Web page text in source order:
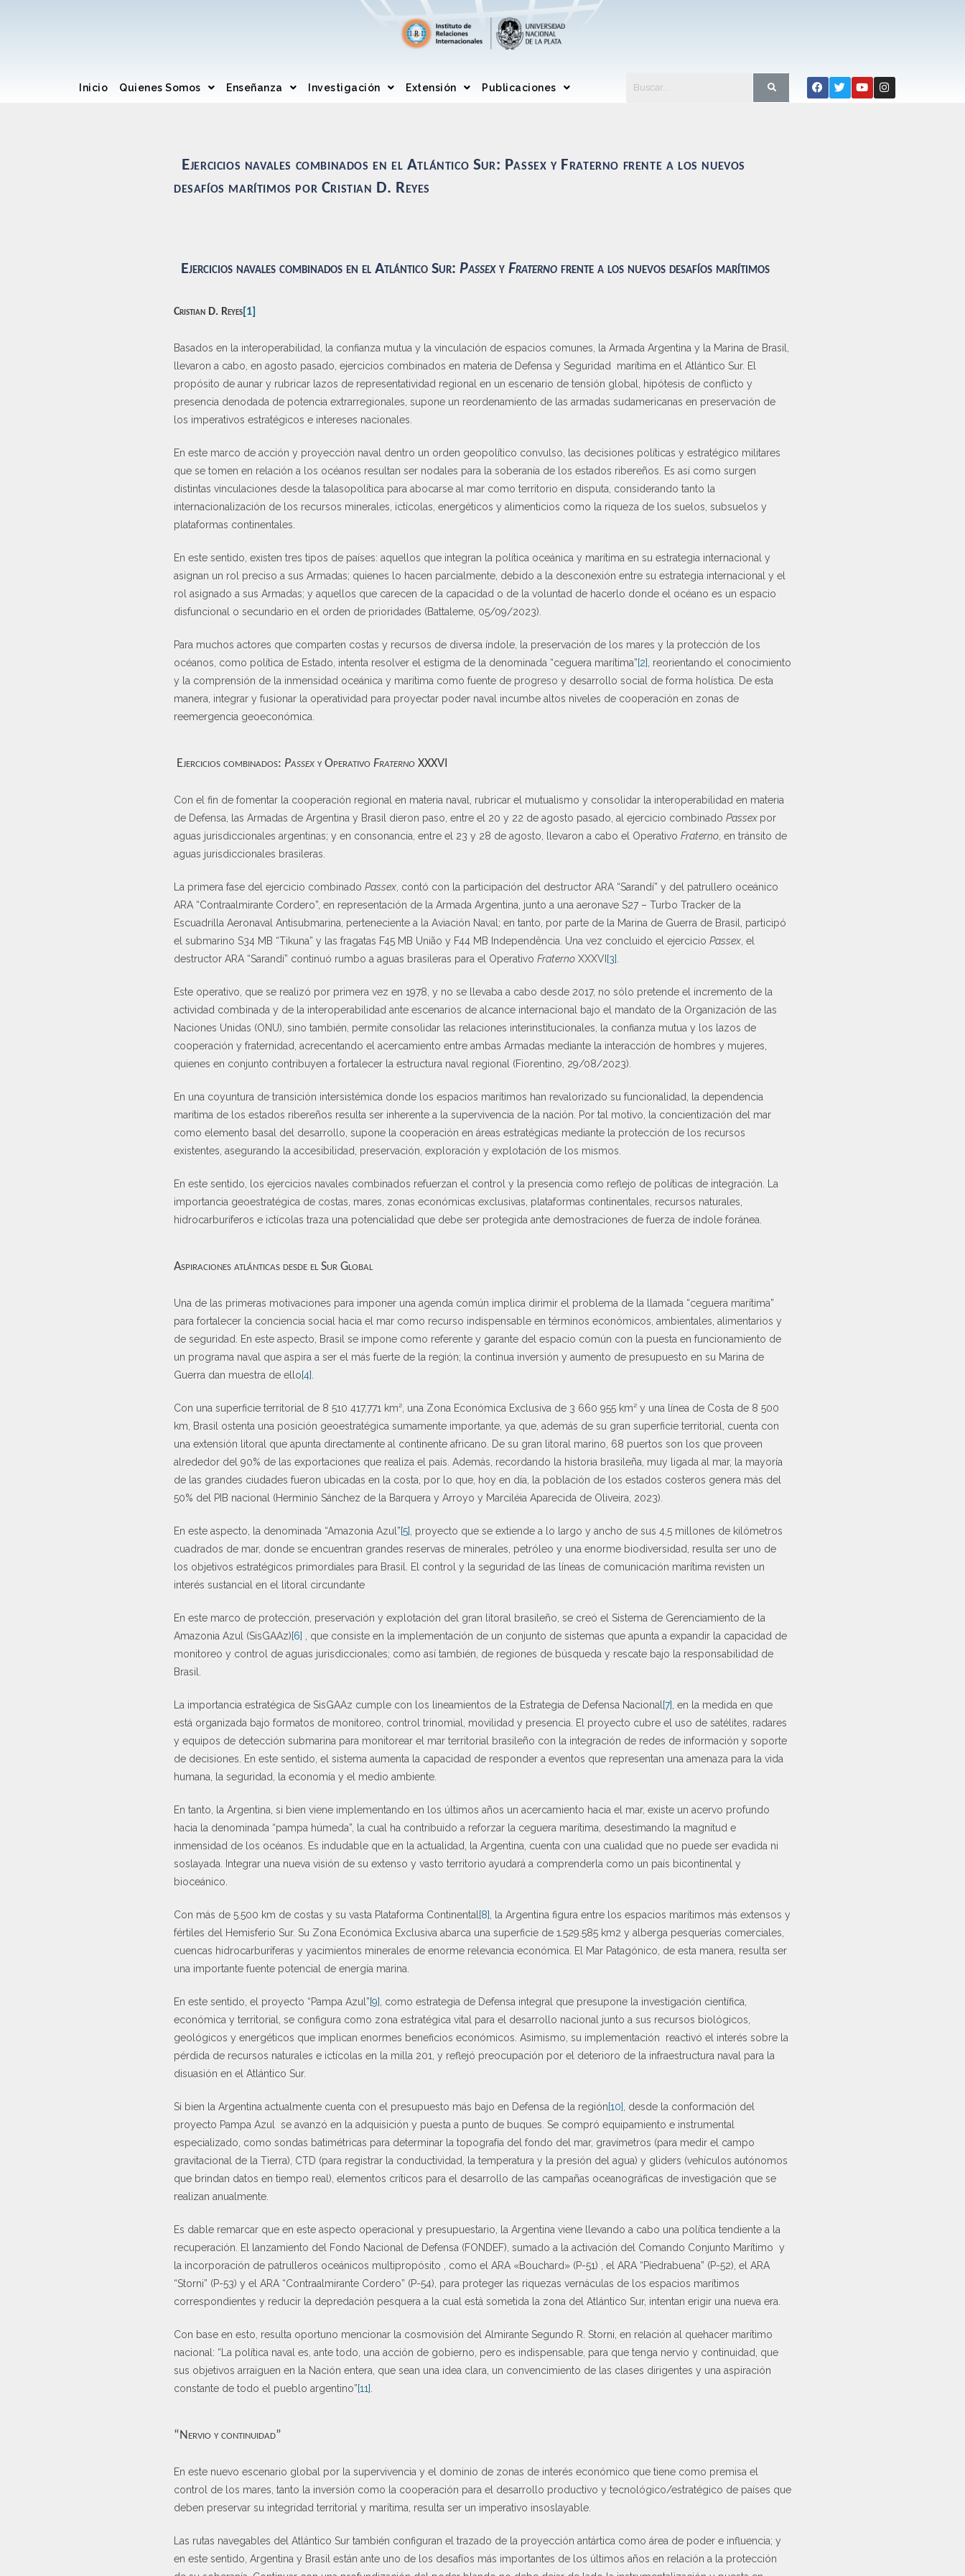
Inicio Quienes Somos Enseñanza Investigación Extensión Publicaciones
Ejercicios navales combinados en el Atlántico Sur: Passex y Fraterno frente a los nuevos
desafíos marítimos por Cristian D. Reyes
Ejercicios navales combinados en el Atlántico Sur: Passexy Fraterno frente a los nuevos desafíos marítimos
Cristian D. Reyes [1]
Basados en la interoperabilidad, la confianza mutua y la vinculación de espacios comunes, la Armada Argentina y la Marina de Brasil,
llevaron a cabo, en agosto pasado, ejercicios combinados en materia de Defensa y Seguridad marítima en el Atlántico Sur. El
propósito de aunar y rubricar lazos de representatividad regional en un escenario de tensión global, hipótesis de conflicto y
presencia denodada de potencia extrarregionales, supone un reordenamiento de las armadas sudamericanas en preservación de
los imperativos estratégicos e intereses nacionales.
En este marco de acción y proyección naval dentro un orden geopolítico convulso, las decisiones políticas y estratégico militares
que se tomen en relación a los océanos resultan ser nodales para la soberanía de los estados ribereños. Es así como surgen
distintas vinculaciones desde la talasopolítica para abocarse al mar como territorio en disputa, considerando tanto la
internacionalización de los recursos minerales, ictícolas, energéticos y alimenticios como la riqueza de los suelos, subsuelos y
plataformas continentales.
En este sentido, existen tres tipos de países: aquellos que integran la política oceánica y marítima en su estrategia internacional y
asignan un rol preciso a sus Armadas; quienes lo hacen parcialmente, debido a la desconexión entre su estrategia internacional y el
rol asignado a sus Armadas; y aquellos que carecen de la capacidad o de la voluntad de hacerlo donde el océano es un espacio
disfuncional o secundario en el orden de prioridades (Battaleme, 05/09/2023).
Para muchos actores que comparten costas y recursos de diversa índole, la preservación de los mares y la protección de los
océanos, como política de Estado, intenta resolver el estigma de la denominada “ceguera marítima”[2]
, reorientando el conocimiento
y la comprensión de la inmensidad oceánica y marítima como fuente de progreso y desarrollo social de forma holística. De esta
manera, integrar y fusionar la operatividad para proyectar poder naval incumbe altos niveles de cooperación en zonas de
reemergencia geoeconómica.
Ejercicios combinados: Passex y Operativo Fraterno XXXVI
Con el fin de fomentar la cooperación regional en materia naval, rubricar el mutualismo y consolidar la interoperabilidad en materia
de Defensa, las Armadas de Argentina y Brasil dieron paso, entre el 20 y 22 de agosto pasado, al ejercicio combinado Passex por
aguas jurisdiccionales argentinas; y en consonancia, entre el 23 y 28 de agosto, llevaron a cabo el Operativo Fraterno , en tránsito de
aguas jurisdiccionales brasileras.
La primera fase del ejercicio combinado Passex , contó con la participación del destructor ARA “Sarandí” y del patrullero oceánico
ARA “Contraalmirante Cordero”, en representación de la Armada Argentina, junto a una aeronave S27 – Turbo Tracker de la
Escuadrilla Aeronaval Antisubmarina, perteneciente a la Aviación Naval; en tanto, por parte de la Marina de Guerra de Brasil, participó
el submarino S34 MB “Tikuna” y las fragatas F45 MB União y F44 MB Independência. Una vez concluido el ejercicio Passex , el
destructor ARA “Sarandí” continuó rumbo a aguas brasileras para el Operativo Fraterno XXXVI [3]
Este operativo, que se realizó por primera vez en 1978, y no se llevaba a cabo desde 2017, no sólo pretende el incremento de la
actividad combinada y de la interoperabilidad ante escenarios de alcance internacional bajo el mandato de la Organización de las
Naciones Unidas (ONU), sino también, permite consolidar las relaciones interinstitucionales, la confianza mutua y los lazos de
cooperación y fraternidad, acrecentando el acercamiento entre ambas Armadas mediante la interacción de hombres y mujeres,
quienes en conjunto contribuyen a fortalecer la estructura naval regional (Fiorentino, 29/08/2023).
En una coyuntura de transición intersistémica donde los espacios marítimos han revalorizado su funcionalidad, la dependencia
marítima de los estados ribereños resulta ser inherente a la supervivencia de la nación. Por tal motivo, la concientización del mar
como elemento basal del desarrollo, supone la cooperación en áreas estratégicas mediante la protección de los recursos
existentes, asegurando la accesibilidad, preservación, exploración y explotación de los mismos.
En este sentido, los ejercicios navales combinados refuerzan el control y la presencia como reflejo de políticas de integración. La
importancia geoestratégica de costas, mares, zonas económicas exclusivas, plataformas continentales, recursos naturales,
hidrocarburíferos e ictícolas traza una potencialidad que debe ser protegida ante demostraciones de fuerza de índole foránea.
Aspiraciones atlánticas desde el Sur Global
Una de las primeras motivaciones para imponer una agenda común implica dirimir el problema de la llamada “ceguera marítima”
para fortalecer la conciencia social hacia el mar como recurso indispensable en términos económicos, ambientales, alimentarios y
de seguridad. En este aspecto, Brasil se impone como referente y garante del espacio común con la puesta en funcionamiento de
un programa naval que aspira a ser el más fuerte de la región; la continua inversión y aumento de presupuesto en su Marina de
Guerra dan muestra de ello[4]
Con una superficie territorial de 8 510 417,771 km², una Zona Económica Exclusiva de 3 660 955 km² y una línea de Costa de 8 500
km, Brasil ostenta una posición geoestratégica sumamente importante, ya que, además de su gran superficie territorial, cuenta con
una extensión litoral que apunta directamente al continente africano. De su gran litoral marino, 68 puertos son los que proveen
alrededor del 90% de las exportaciones que realiza el país. Además, recordando la historia brasileña, muy ligada al mar, la mayoría
de las grandes ciudades fueron ubicadas en la costa, por lo que, hoy en día, la población de los estados costeros genera más del
50% del PIB nacional (Herminio Sánchez de la Barquera y Arroyo y Marciléia Aparecida de Oliveira, 2023).
En este aspecto, la denominada “Amazonia Azul”[5]
, proyecto que se extiende a lo largo y ancho de sus 4,5 millones de kilómetros
cuadrados de mar, donde se encuentran grandes reservas de minerales, petróleo y una enorme biodiversidad, resulta ser uno de
los objetivos estratégicos primordiales para Brasil. El control y la seguridad de las líneas de comunicación marítima revisten un
interés sustancial en el litoral circundante
En este marco de protección, preservación y explotación del gran litoral brasileño, se creó el Sistema de Gerenciamiento de la
Amazonia Azul (SisGAAz)[6]
, que consiste en la implementación de un conjunto de sistemas que apunta a expandir la capacidad de
monitoreo y control de aguas jurisdiccionales; como así también, de regiones de búsqueda y rescate bajo la responsabilidad de
Brasil.
La importancia estratégica de SisGAAz cumple con los lineamientos de la Estrategia de Defensa Nacional [7] , en la medida en que
está organizada bajo formatos de monitoreo, control trinomial, movilidad y presencia. El proyecto cubre el uso de satélites, radares
y equipos de detección submarina para monitorear el mar territorial brasileño con la integración de redes de información y soporte
de decisiones. En este sentido, el sistema aumenta la capacidad de responder a eventos que representan una amenaza para la vida
humana, la seguridad, la economía y el medio ambiente.
En tanto, la Argentina, si bien viene implementando en los últimos años un acercamiento hacia el mar, existe un acervo profundo
hacia la denominada “pampa húmeda”, la cual ha contribuido a reforzar la ceguera marítima, desestimando la magnitud e
inmensidad de los océanos. Es indudable que en la actualidad, la Argentina, cuenta con una cualidad que no puede ser evadida ni
soslayada. Integrar una nueva visión de su extenso y vasto territorio ayudará a comprenderla como un país bicontinental y
bioceánico.
Con más de 5.500 km de costas y su vasta Plataforma Continental [8]
, la Argentina figura entre los espacios marítimos más extensos y
fértiles del Hemisferio Sur. Su Zona Económica Exclusiva abarca una superficie de 1.529.585 km2 y alberga pesquerías comerciales,
cuencas hidrocarburíferas y yacimientos minerales de enorme relevancia económica. El Mar Patagónico, de esta manera, resulta ser
una importante fuente potencial de energía marina.
En este sentido, el proyecto “Pampa Azul”[9]
, como estrategia de Defensa integral que presupone la investigación científica,
económica y territorial, se configura como zona estratégica vital para el desarrollo nacional junto a sus recursos biológicos,
geológicos y energéticos que implican enormes beneficios económicos. Asimismo, su implementación reactivó el interés sobre la
pérdida de recursos naturales e ictícolas en la milla 201, y reflejó preocupación por el deterioro de la infraestructura naval para la
disuasión en el Atlántico Sur.
Si bien la Argentina actualmente cuenta con el presupuesto más bajo en Defensa de la región[10]
, desde la conformación del
proyecto Pampa Azul se avanzó en la adquisición y puesta a punto de buques. Se compró equipamiento e instrumental
especializado, como sondas batimétricas para determinar la topografía del fondo del mar, gravímetros (para medir el campo
gravitacional de la Tierra), CTD (para registrar la conductividad, la temperatura y la presión del agua) y gliders (vehículos autónomos
que brindan datos en tiempo real), elementos críticos para el desarrollo de las campañas oceanográficas de investigación que se
realizan anualmente.
Es dable remarcar que en este aspecto operacional y presupuestario, la Argentina viene llevando a cabo una política tendiente a la
recuperación. El lanzamiento del Fondo Nacional de Defensa (FONDEF), sumado a la activación del Comando Conjunto Marítimo y
la incorporación de patrulleros oceánicos multipropósito , como el ARA «Bouchard» (P-51) , el ARA “Piedrabuena” (P-52), el ARA
“Storni” (P-53) y el ARA “Contraalmirante Cordero” (P-54), para proteger las riquezas vernáculas de los espacios marítimos
correspondientes y reducir la depredación pesquera a la cual está sometida la zona del Atlántico Sur, intentan erigir una nueva era.
Con base en esto, resulta oportuno mencionar la cosmovisión del Almirante Segundo R. Storni, en relación al quehacer marítimo
nacional: “La política naval es, ante todo, una acción de gobierno, pero es indispensable, para que tenga nervio y continuidad, que
sus objetivos arraiguen en la Nación entera, que sean una idea clara, un convencimiento de las clases dirigentes y una aspiración
constante de todo el pueblo argentino”[11]
“Nervio y continuidad”
En este nuevo escenario global por la supervivencia y el dominio de zonas de interés económico que tiene como premisa el
control de los mares, tanto la inversión como la cooperación para el desarrollo productivo y tecnológico/estratégico de países que
deben preservar su integridad territorial y marítima, resulta ser un imperativo insoslayable.
Las rutas navegables del Atlántico Sur también configuran el trazado de la proyección antártica como área de poder e influencia; y
en este sentido, Argentina y Brasil están ante uno de los desafíos más importantes de los últimos años en relación a la protección